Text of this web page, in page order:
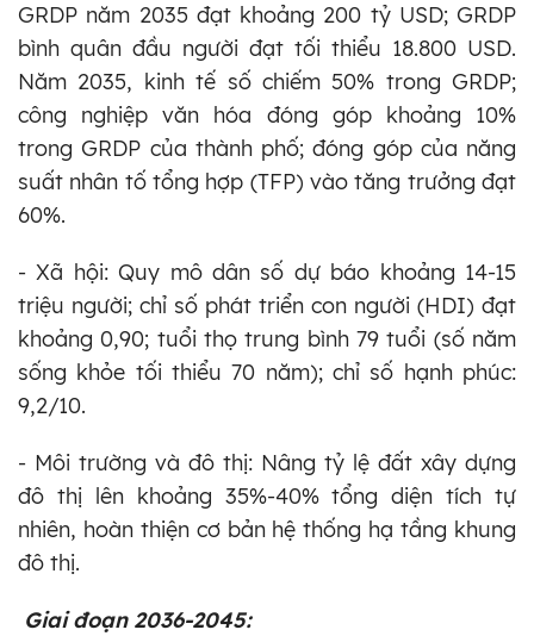
GRDP năm 2035 đạt khoảng 200 tỷ USD; GRDP
bình quân đầu người đạt tối thiểu 18.800 USD.
Năm 2035, kinh tế số chiếm 50% trong GRDP;
công nghiệp văn hóa đóng góp khoảng 10%
trong GRDP của thành phố; đóng góp của năng
suất nhân tố tổng hợp (TFP) vào tăng trưởng đạt
60%.
- Xã hội: Quy mô dân số dự báo khoảng 14-15
triệu người; chỉ số phát triển con người (HDI) đạt
khoảng 0,90; tuổi thọ trung bình 79 tuổi (số năm
sống khỏe tối thiểu 70 năm); chỉ số hạnh phúc:
9,2/10.
- Môi trường và đô thị: Nâng tỷ lệ đất xây dựng
đô thị lên khoảng 35%-40% tổng diện tích tự
nhiên, hoàn thiện cơ bản hệ thống hạ tầng khung
đô thị.
Giai đoạn 2036-2045: